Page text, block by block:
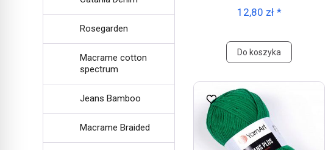
12,80 zł *
Do koszyka
Rosegarden
Macrame cotton
spectrum
Jeans Bamboo
Macrame Braided